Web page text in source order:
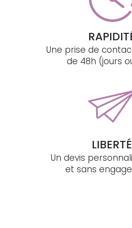
Une prise de
de 48h (jours
LIBERTÉ
Un devis
et sans